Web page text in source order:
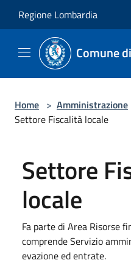
Regione Lombardia
Comune
Home > Amministrazione
Settore Fiscalità locale
Settore
locale
Fa parte di Area Risorse
comprende Servizio
evazione ed entrate.